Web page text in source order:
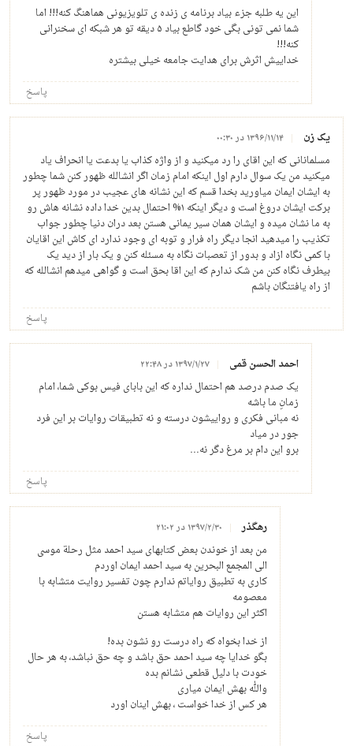
این یه طلبه جزء بیاد برنامه ی زنده ی تلویزیونی هماهنگ کنه!!! اما
شما نمی تونی بگی خود گاطع بیاد ۵ دیقه تو هر شبکه ای سخنرانی
کنه!!!
خداییش اثرش برای هدایت جامعه خیلی بیشتره
پاسخ
یک زن ۱۳۹۶/۱۱/۱۴ در ۰۰:۳۰
مسلمانانی که این اقای را رد میکنید و از واژه کذاب یا بدعت یا انحراف یاد
میکنید من یک سوال دارم اول اینکه امام زمان اگر انشالله ظهور کنن شما چطور
به ایشان ایمان میاورید بخدا قسم که این نشانه های عجیب در مورد ظهور پر
برکت ایشان دروغ است و دیگر اینکه ۱% احتمال بدین خدا داده نشانه هاش رو
به ما نشان میده و ایشان همان سیر یمانی هستن بعد دران دنیا چطور جواب
تکذیب را میدهید انجا دیگر راه فرار و توبه ای وجود ندارد ای کاش این اقایان
با کمی نگاه ازاد و بدور از تعصبات نگاه به مسئله کنن و یک بار از دید یک
بیطرف نگاه کنن من شک ندارم که این اقا بحق است و گواهی میدهم انشالله که
از راه یافتنگان باشم
پاسخ
احمد الحسن قمی ۱۳۹۷/۱/۲۷ در ۲۲:۴۸
یک صدم درصد هم احتمال نداره که این بابای فیس بوکی شما، امام
زمانِ ما باشه
نه مبانی فکری و رواییشون درسته و نه تطبیقات روایات بر این فرد
جور در میاد
برو این دام بر مرغ دگر نه…
پاسخ
رهگذر ۱۳۹۷/۲/۳۰ در ۲۱:۰۲
من بعد از خوندن بعض کتابهای سید احمد مثل رحلة موسی
الی المجمع البحرین به سید احمد ایمان اوردم
کاری به تطبیق روایاتم ندارم چون تفسیر روایت متشابه با
معصومه
اکثر این روایات هم متشابه هستن
از خدا بخواه که راه درست رو نشون بده!
بگو خدایا چه سید احمد حق باشد و چه حق نباشد، به هر حال
خودت با دلیل قطعی نشانم بده
والله بهش ایمان میاری
هر کس از خدا خواست ، بهش اینان اورد
پاسخ